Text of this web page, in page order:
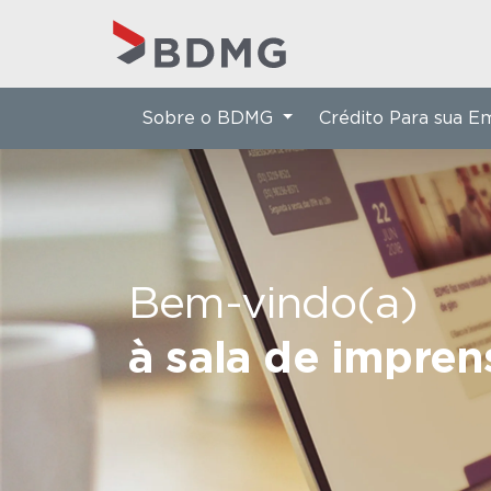
Bem-vindo(a)
à sala de
Sobre o BDMG Crédito Para sua